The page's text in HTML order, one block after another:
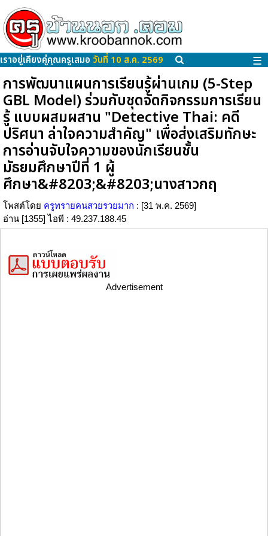
เราอยู่เคียงคู่คุณครูเสมอ วันที่ 10 ส.ค. 2569 ☰
การพัฒนาแผนการเรียนรู้ผ่านเกม (5-Step
GBL Model) ร่วมกับชุดจัดกิจกรรมการเรียน
รู้ แบบผสมผสาน "Detective Thai: คดี
ปริศนา ล่าใจความสำคัญ" เพื่อส่งเสริมทักษะ
การอ่านจับใจความของนักเรียนชั้น
มัธยมศึกษาปีที่ 1 ผู้
ศึกษา&#8203;&#8203;นางสาวกฤ
โพสต์โดย ครูทรายคนสวยรวยมาก : [31 พ.ค. 2569]
อ่าน [1355] ไอพี : 49.237.188.45
Advertisement